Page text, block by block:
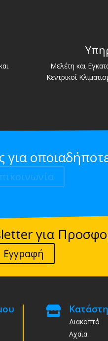
Μελέτη και
Κεντρικοί
για
για
Εγγραφή

Διακοπτό
Αχαϊα